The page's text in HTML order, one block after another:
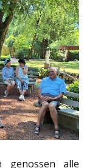
genossen alle